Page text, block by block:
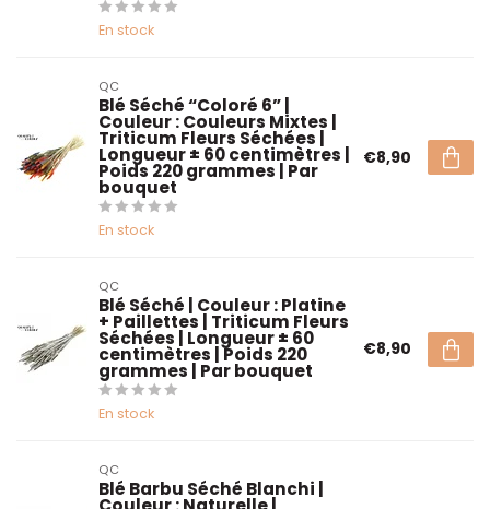
En stock
QC
Blé Séché “Coloré 6” |
Couleur : Couleurs Mixtes |
Triticum Fleurs Séchées |
Longueur ± 60 centimètres |
Poids 220 grammes | Par
bouquet
En stock
€8,90
QC
Blé Séché | Couleur : Platine
+ Paillettes | Triticum Fleurs
Séchées | Longueur ± 60
centimètres | Poids 220
grammes | Par bouquet
En stock
€8,90
QC
Blé Barbu Séché Blanchi |